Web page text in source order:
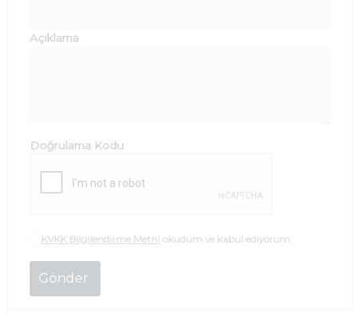
Açıklama
Doğrulama Kodu
KVKK Bilgilendirme Metni okudum ve kabul ediyorum.